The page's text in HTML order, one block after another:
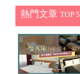
熱門文章 TOP 5